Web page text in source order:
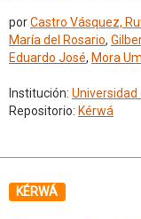
porCastro Vásquez,
María del Rosario,
Eduardo José, Mora
Institución: Universidad
Repositorio: Kérwá
KÉRWÁ